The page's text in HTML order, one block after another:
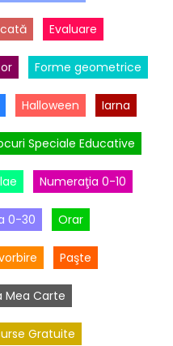
Evaluare
Forme geometrice
Halloween Iarna
Speciale Educative
Numeraţia 0-10
0-30 Orar
Paşte
Mea Carte
Gratuite